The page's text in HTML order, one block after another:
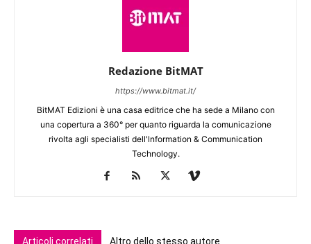
Redazione BitMAT
https://www.bitmat.it/
BitMAT Edizioni è una casa editrice che ha sede a Milano con
una copertura a 360° per quanto riguarda la comunicazione
rivolta agli specialisti dell'lnformation & Communication
Technology.
Articoli correlati Altro dello stesso autore